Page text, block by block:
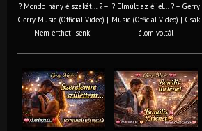
? Mondd hány éjszakát… ? –
Gerry Music (Official Video) |
Nem értheti senki
? Elmúlt az éjjel… ? – Gerry
Music (Official Video) | Csak
álom voltál